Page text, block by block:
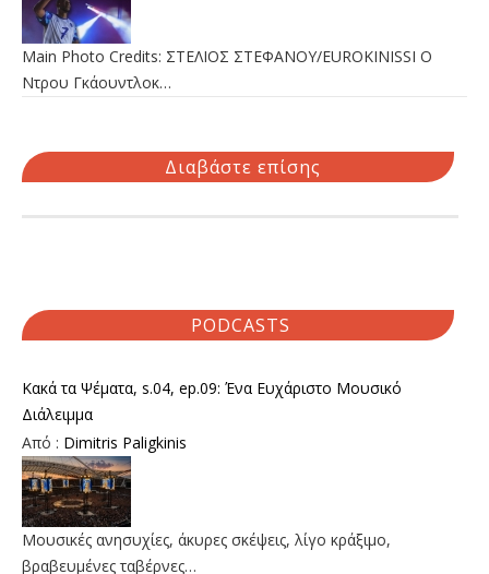
Main Photo Credits: ΣΤΕΛΙΟΣ ΣΤΕΦΑΝΟΥ/EUROKINISSI Ο
Ντρου Γκάουντλοκ…
Διαβάστε επίσης
PODCASTS
Κακά τα Ψέματα, s.04, ep.09: Ένα Ευχάριστο Μουσικό
Διάλειμμα
Από : Dimitris Paligkinis
Μουσικές ανησυχίες, άκυρες σκέψεις, λίγο κράξιμο,
βραβευμένες ταβέρνες…